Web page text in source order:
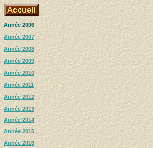
Année 2006
Année 2007
Année 2008
Année 2009
Année 2010
Année 2011
Année 2012
Année 2013
Année 2014
Année 2015
Année 2016